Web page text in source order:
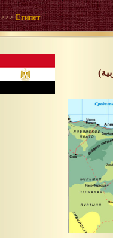
>>>Египет